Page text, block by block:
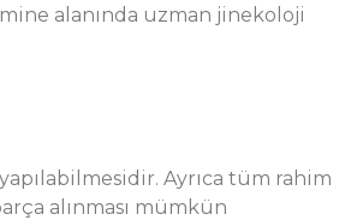
alanında uzman jinekoloji
Ayrıca tüm rahim
alınması mümkün